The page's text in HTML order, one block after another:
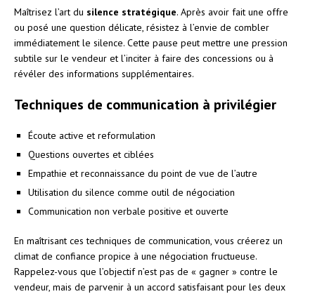
Maîtrisez l’art du silence stratégique. Après avoir fait une offre
ou posé une question délicate, résistez à l’envie de combler
immédiatement le silence. Cette pause peut mettre une pression
subtile sur le vendeur et l’inciter à faire des concessions ou à
révéler des informations supplémentaires.
Techniques de communication à privilégier
Écoute active et reformulation
Questions ouvertes et ciblées
Empathie et reconnaissance du point de vue de l’autre
Utilisation du silence comme outil de négociation
Communication non verbale positive et ouverte
En maîtrisant ces techniques de communication, vous créerez un
climat de confiance propice à une négociation fructueuse.
Rappelez-vous que l’objectif n’est pas de « gagner » contre le
vendeur, mais de parvenir à un accord satisfaisant pour les deux